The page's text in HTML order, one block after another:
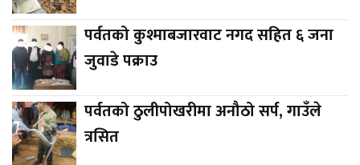
पर्वतको कुश्माबजारवाट नगद सहित ६ जना
जुवाडे पक्राउ
पर्वतको ठुलीपोखरीमा अनौठो सर्प, गाउँले
त्रसित